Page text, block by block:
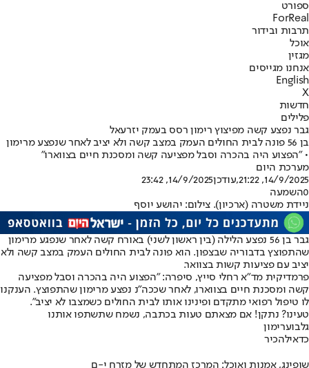
ספורט
ForReal
תרבות ובידור
אוכל
מגזין
אנחנו מגייסים
English
X
חדשות
פלילים
גבר נפצע קשה מפיצוץ רימון רסס בעמק יזרעאל
בן 56 פונה לבית החולים העמק במצב קשה ולא יציב לאחר שנפצע מרימון
• "הפצוע היה בהכרה וסבל מפציעה קשה ומסכנת חיים בצווארו"
מערכת היום
14/9/2025, 21:22
,עודכן14/9/2025, 23:42
0השמעה
ניידת משטרה (ארכיון). צילום: יהושע יוסף
גבר בן 56 נפצע הלילה (בין ראשון לשני) באורח קשה לאחר שנפגע מרימון
שהתפוצץ בדבוריה שבצפון. הוא פונה לבית החולים העמק במצב קשה ולא
יציב עם פציעות קשות בצוואר.
פרמדיקית מד"א רחלי סייץ, סיפרה: "הפצוע היה בהכרה וסבל מפציעה
קשה ומסכנת חיים בצווארו, לאחר שככה"נ נפצע מרימון שהתפוצץ. הענקנו
לו טיפול רפואי מתקדם ופינינו אותו לבית החולים כשמצבו לא יציב".
טעינו? נתקן! אם מצאתם טעות בכתבה, נשמח שתשתפו אותנו
גלבוערימון
כדאילהכיר
שופינג, אמנות ואוכל: המרכז המתחדש של מזרח י-ם